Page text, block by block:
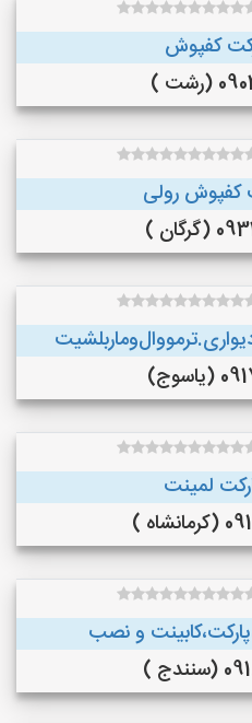
کفپوش
)
کفپوش رولی
)
لمینت
)
و نصب
)